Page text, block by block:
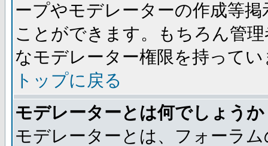
ープやモデレーターの作成等
ことができます。もちろん管
なモデレーター権限を持ってい
トップに戻る
モデレーターとは何でしょうか
モデレーターとは、フォーラ